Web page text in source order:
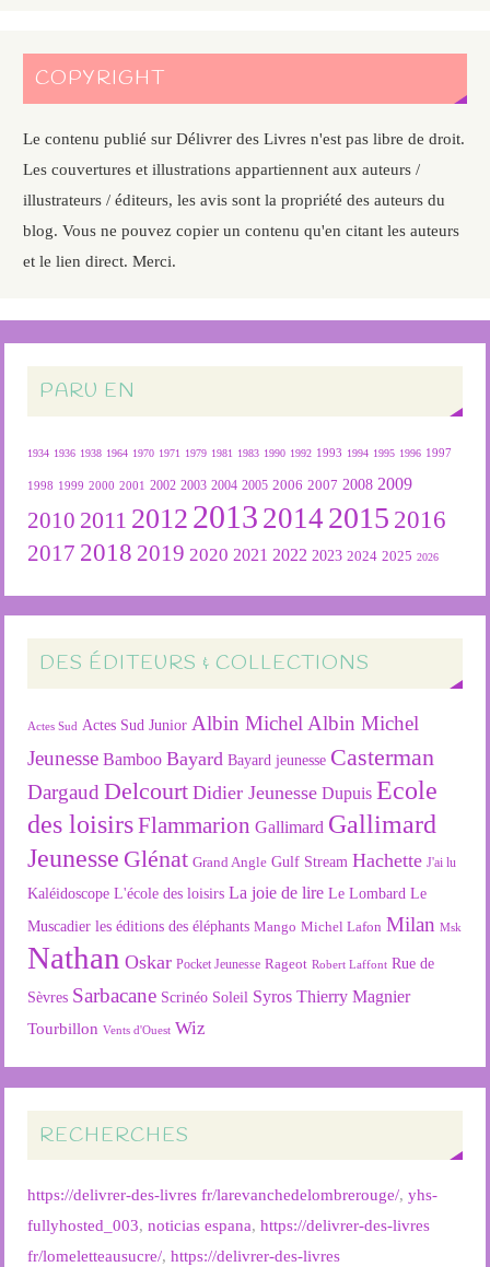
COPYRIGHT
Le contenu publié sur Délivrer des Livres n'est pas libre de droit.
Les couvertures et illustrations appartiennent aux auteurs /
illustrateurs / éditeurs, les avis sont la propriété des auteurs du
blog. Vous ne pouvez copier un contenu qu'en citant les auteurs
et le lien direct. Merci.
PARU EN
1934 1936 1938 1964 1970 1971 1979 1981 1983 1990 1992 1993 1994 1995 1996 1997
1998 1999 2000 2001 2002 2003 2004 2005 2006 2007 2008 2009
2010 2011 2012 2013 2014 2015 2016
2017 2018 2019 2020 2021 2022 2023 2024 2025 2026
DES ÉDITEURS & COLLECTIONS
Actes Sud Actes Sud Junior Albin Michel Albin Michel
Jeunesse Bamboo Bayard Bayard jeunesse Casterman
Dargaud Delcourt Didier Jeunesse Dupuis Ecole
des loisirsFlammarion Gallimard Gallimard
Jeunesse Glénat Grand Angle Gulf Stream Hachette J'ai lu
Kaléidoscope L'école des loisirs La joie de lire Le Lombard Le
Muscadier les éditions des éléphants Mango Michel Lafon Milan Msk
Nathan Oskar Pocket Jeunesse Rageot Robert Laffont Rue de
Sèvres Sarbacane Scrinéo Soleil Syros Thierry Magnier
Tourbillon Vents d'Ouest Wiz
RECHERCHES
https://delivrer-des-livres fr/larevanchedelombrerouge/,yhs-
fullyhosted_003,noticias espana,https://delivrer-des-livres
fr/lomeletteausucre/,https://delivrer-des-livres